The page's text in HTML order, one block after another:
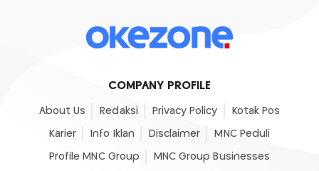
COMPANY PROFILE
About Us Redaksi Privacy Policy Kotak Pos
Karier Info Iklan Disclaimer MNC Peduli
Profile MNC Group MNC Group Businesses